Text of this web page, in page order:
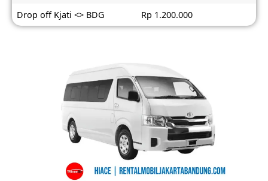
Drop off Kjati <> BDG
Rp 1.200.000